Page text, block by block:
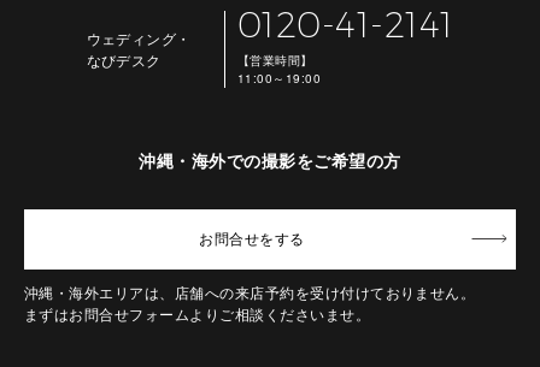
ウェディング・
なびデスク
0120-41-2141
【営業時間】
11:00～19:00
沖縄・海外での撮影をご希望の方
お問合せをする
沖縄・海外エリアは、店舗への来店予約を受け付けておりません。
まずはお問合せフォームよりご相談くださいませ。